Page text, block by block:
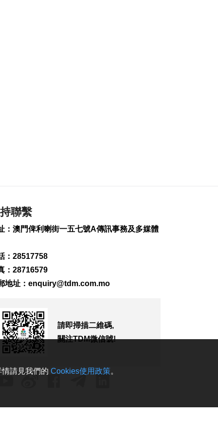
宴會廳改造停工令
冀建設性合作
“白海豚”料最快明晚
登陸浙閩沿海
2026-08-08 08:46
未來數日仍酷熱 下週
聯繫
：澳門俾利喇街一五七號A傳訊事務及多媒體
：28517758
：28716579
地址： enquiry@tdm.com.mo
請即掃描二維碼,
關注TDM微信號!
請見我們的 Cookies使用政策。